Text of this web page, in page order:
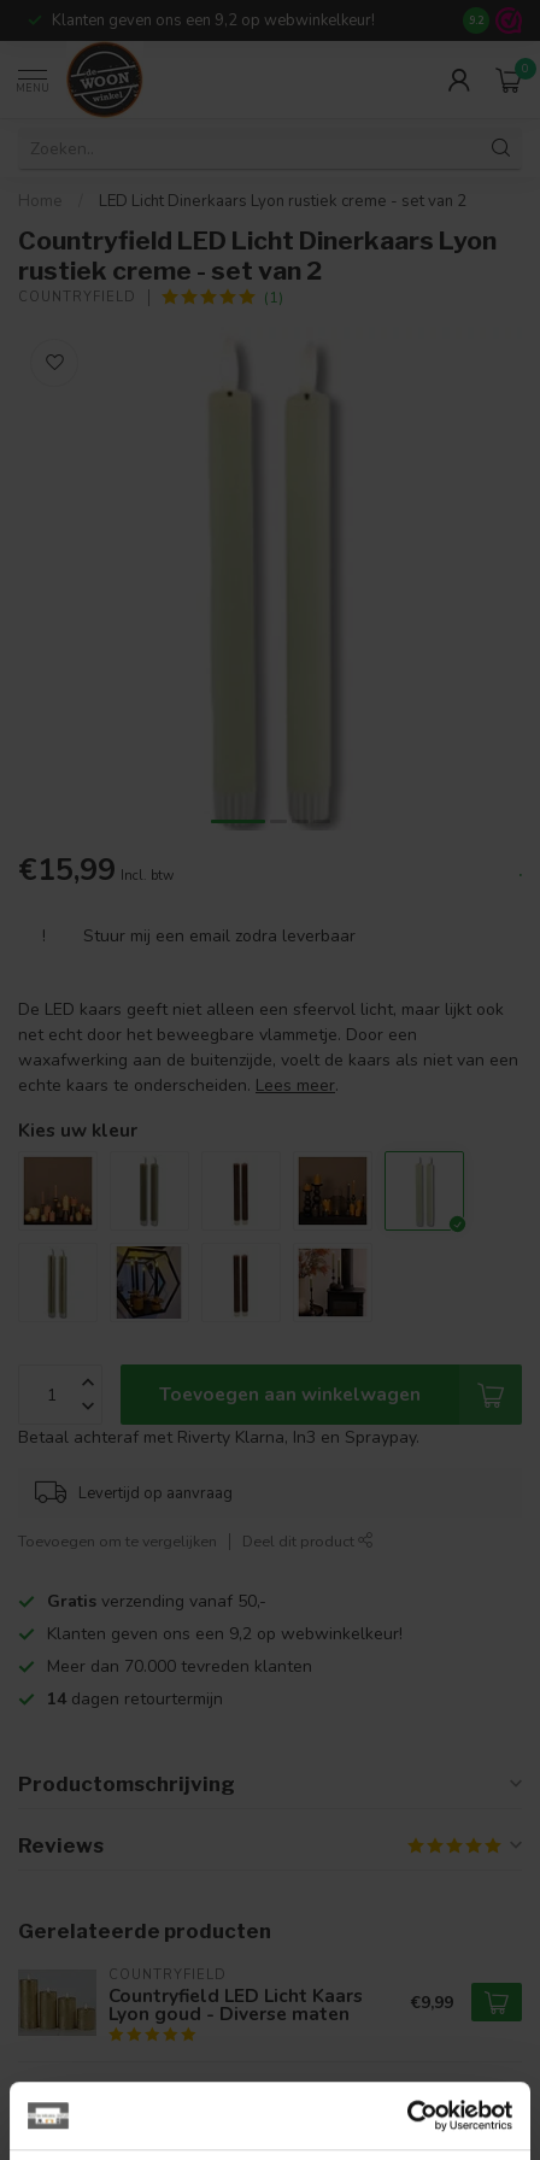
Klanten geven ons een 9,2 op webwinkelkeur! Meer dan
9.2
MENU
0
Home LED Licht Dinerkaars Lyon rustiek creme - set van 2
Countryfield LED Licht Dinerkaars Lyon
rustiek creme - set van 2
COUNTRYFIELD (1)
€15,99 Incl. btw .
! Stuur mij een email zodra leverbaar
De LED kaars geeft niet alleen een sfeervol licht, maar lijkt ook
net echt door het beweegbare vlammetje. Door een
waxafwerking aan de buitenzijde, voelt de kaars als niet van een
echte kaars te onderscheiden. Lees meer.
Kies uw kleur
Toevoegen aan winkelwagen
Betaal achteraf met Riverty Klarna, In3 en Spraypay.
Levertijd op aanvraag
Toevoegen om te vergelijken Deel dit product
Gratis verzending vanaf 50,-
Klanten geven ons een 9,2 op webwinkelkeur!
Meer dan 70.000 tevreden klanten
14 dagen retourtermijn
Productomschrijving
Reviews
Gerelateerde producten
COUNTRYFIELD
Countryfield LED Licht Kaars
Lyon goud - Diverse maten €9,99
set van 2
€15,99